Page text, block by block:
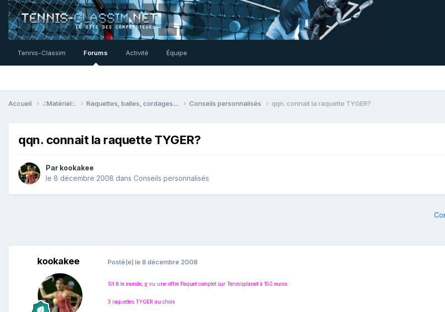
Tennis-Classim Forums Activité Équipe
Accueil .::Matériel::. Raquettes, balles, cordages.... Conseils personnalisés qqn. connait la raquette TYGER?
qqn. connait la raquette TYGER?
Par kookakee
le 8 décembre 2008 dans Conseils personnalisés
kookakee Posté(e) le 8 décembre 2008
Slt tt le monde, g vu une offre Paquet complet sur Tennisplanet à 150 euros:
3 raquettes TYGER au choix